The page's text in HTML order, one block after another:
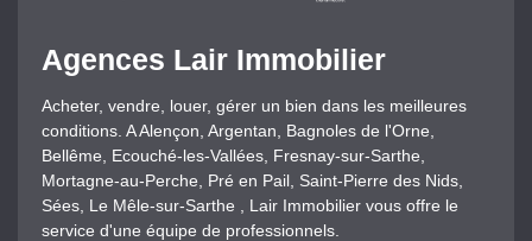
Agences Lair Immobilier
Acheter, vendre, louer, gérer un bien dans les meilleures
conditions. A Alençon, Argentan, Bagnoles de l'Orne,
Bellême, Ecouché-les-Vallées, Fresnay-sur-Sarthe,
Mortagne-au-Perche, Pré en Pail, Saint-Pierre des Nids,
Sées, Le Mêle-sur-Sarthe , Lair Immobilier vous offre le
service d'une équipe de professionnels.